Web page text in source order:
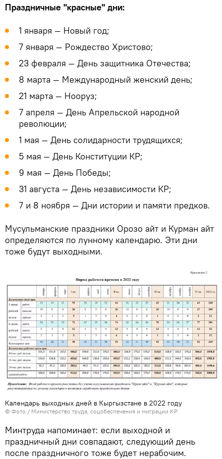
Праздничные "красные" дни:
1 января — Новый год;
7 января — Рождество Христово;
23 февраля — День защитника Отечества;
8 марта — Международный женский день;
21 марта — Нооруз;
7 апреля — День Апрельской народной
революции;
1 мая — День солидарности трудящихся;
5 мая — День Конституции КР;
9 мая — День Победы;
31 августа — День независимости КР;
7 и 8 ноября — Дни истории и памяти предков.
Мусульманские праздники Орозо айт и Курман айт
определяются по лунному календарю. Эти дни
тоже будут выходными.
Календарь выходных дней в Кыргызстане в 2022 году
© Фото / Министерство труда, соцобеспечения и миграции КР
Минтруда напоминает: если выходной и
праздничный дни совпадают, следующий день
после праздничного тоже будет нерабочим.